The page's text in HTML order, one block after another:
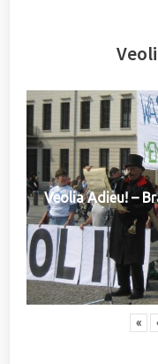
Veolia Adieu! –
« ‹